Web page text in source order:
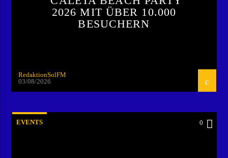
2026 MIT ÜBER 10.000
BESUCHERN
RedaktionSolFM
03/08/2026
EVENTS 0